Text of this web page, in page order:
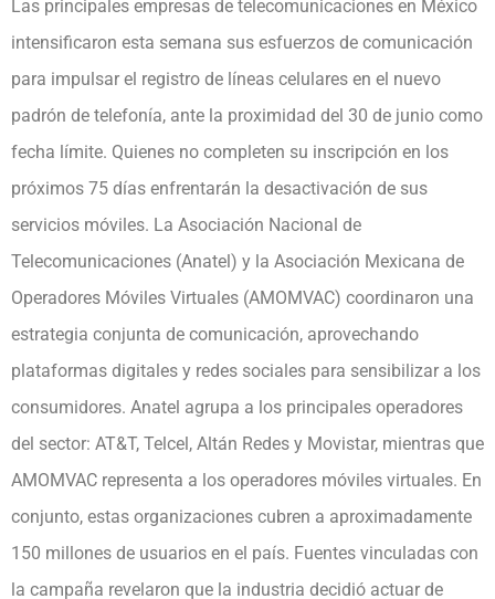
Las principales empresas de telecomunicaciones en México
intensificaron esta semana sus esfuerzos de comunicación
para impulsar el registro de líneas celulares en el nuevo
padrón de telefonía, ante la proximidad del 30 de junio como
fecha límite. Quienes no completen su inscripción en los
próximos 75 días enfrentarán la desactivación de sus
servicios móviles. La Asociación Nacional de
Telecomunicaciones (Anatel) y la Asociación Mexicana de
Operadores Móviles Virtuales (AMOMVAC) coordinaron una
estrategia conjunta de comunicación, aprovechando
plataformas digitales y redes sociales para sensibilizar a los
consumidores. Anatel agrupa a los principales operadores
del sector: AT&T, Telcel, Altán Redes y Movistar, mientras que
AMOMVAC representa a los operadores móviles virtuales. En
conjunto, estas organizaciones cubren a aproximadamente
150 millones de usuarios en el país. Fuentes vinculadas con
la campaña revelaron que la industria decidió actuar de